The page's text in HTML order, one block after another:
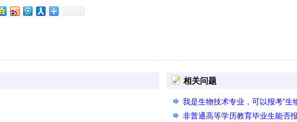
相关问题
我是生物技术专业，可以报考“生
吗？
非普通高等学历教育毕业生能否